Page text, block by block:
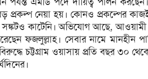
প্রকল্প নেয়া হয়। কোনও প্রকল্পের
সঙ্কটও কাটেনি। অভিযোগ আছে,
ফজলুল্লাহ। সেবার নামে
চট্টগ্রাম ওয়াসায় প্রতি বছর ৩০